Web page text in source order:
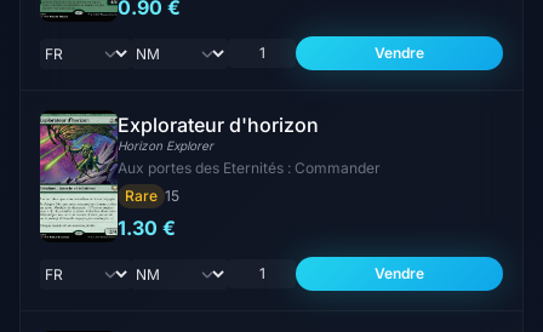
0.90 €
Vendre
Explorateur d'horizon
Horizon Explorer
Aux portes des Eternités : Commander
Rare 15
1.30 €
Vendre